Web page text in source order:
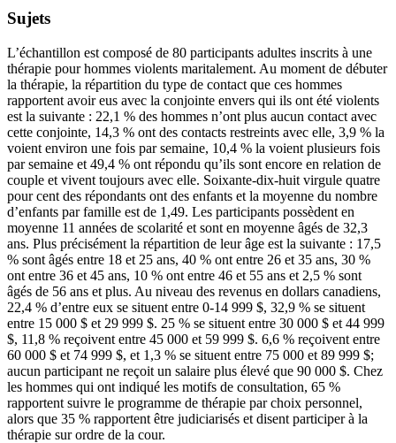
Sujets
L’échantillon est composé de 80 participants adultes inscrits à une
thérapie pour hommes violents maritalement. Au moment de débuter
la thérapie, la répartition du type de contact que ces hommes
rapportent avoir eus avec la conjointe envers qui ils ont été violents
est la suivante : 22,1 % des hommes n’ont plus aucun contact avec
cette conjointe, 14,3 % ont des contacts restreints avec elle, 3,9 % la
voient environ une fois par semaine, 10,4 % la voient plusieurs fois
par semaine et 49,4 % ont répondu qu’ils sont encore en relation de
couple et vivent toujours avec elle. Soixante-dix-huit virgule quatre
pour cent des répondants ont des enfants et la moyenne du nombre
d’enfants par famille est de 1,49. Les participants possèdent en
moyenne 11 années de scolarité et sont en moyenne âgés de 32,3
ans. Plus précisément la répartition de leur âge est la suivante : 17,5
% sont âgés entre 18 et 25 ans, 40 % ont entre 26 et 35 ans, 30 %
ont entre 36 et 45 ans, 10 % ont entre 46 et 55 ans et 2,5 % sont
âgés de 56 ans et plus. Au niveau des revenus en dollars canadiens,
22,4 % d’entre eux se situent entre 0-14 999 $, 32,9 % se situent
entre 15 000 $ et 29 999 $. 25 % se situent entre 30 000 $ et 44 999
$, 11,8 % reçoivent entre 45 000 et 59 999 $. 6,6 % reçoivent entre
60 000 $ et 74 999 $, et 1,3 % se situent entre 75 000 et 89 999 $;
aucun participant ne reçoit un salaire plus élevé que 90 000 $. Chez
les hommes qui ont indiqué les motifs de consultation, 65 %
rapportent suivre le programme de thérapie par choix personnel,
alors que 35 % rapportent être judiciarisés et disent participer à la
thérapie sur ordre de la cour.